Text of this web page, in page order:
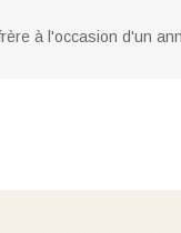
à l'occasion d'un